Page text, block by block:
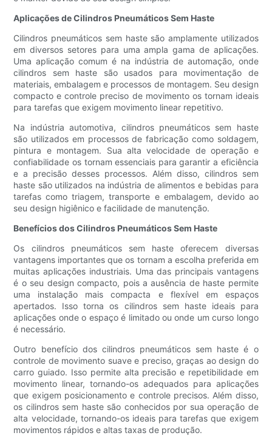
Aplicações de Cilindros Pneumáticos Sem Haste
Cilindros pneumáticos sem haste são amplamente utilizados
em diversos setores para uma ampla gama de aplicações.
Uma aplicação comum é na indústria de automação, onde
cilindros sem haste são usados ​​para movimentação de
materiais, embalagem e processos de montagem. Seu design
compacto e controle preciso de movimento os tornam ideais
para tarefas que exigem movimento linear repetitivo.
Na indústria automotiva, cilindros pneumáticos sem haste
são utilizados em processos de fabricação como soldagem,
pintura e montagem. Sua alta velocidade de operação e
confiabilidade os tornam essenciais para garantir a eficiência
e a precisão desses processos. Além disso, cilindros sem
haste são utilizados na indústria de alimentos e bebidas para
tarefas como triagem, transporte e embalagem, devido ao
seu design higiênico e facilidade de manutenção.
Benefícios dos Cilindros Pneumáticos Sem Haste
Os cilindros pneumáticos sem haste oferecem diversas
vantagens importantes que os tornam a escolha preferida em
muitas aplicações industriais. Uma das principais vantagens
é o seu design compacto, pois a ausência de haste permite
uma instalação mais compacta e flexível em espaços
apertados. Isso torna os cilindros sem haste ideais para
aplicações onde o espaço é limitado ou onde um curso longo
é necessário.
Outro benefício dos cilindros pneumáticos sem haste é o
controle de movimento suave e preciso, graças ao design do
carro guiado. Isso permite alta precisão e repetibilidade em
movimento linear, tornando-os adequados para aplicações
que exigem posicionamento e controle precisos. Além disso,
os cilindros sem haste são conhecidos por sua operação de
alta velocidade, tornando-os ideais para tarefas que exigem
movimentos rápidos e altas taxas de produção.